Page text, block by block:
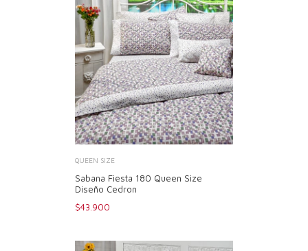
QUEEN SIZE
Sabana Fiesta 180 Queen Size
Diseño Cedron
$43.900